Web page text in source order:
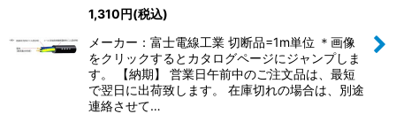
1,310円(税込)
メーカー：富士電線工業 切断品=1m単位 ＊画像
をクリックするとカタログページにジャンプしま
す。 【納期】 営業日午前中のご注文品は、最短
で翌日に出荷致します。 在庫切れの場合は、別途
連絡させて…